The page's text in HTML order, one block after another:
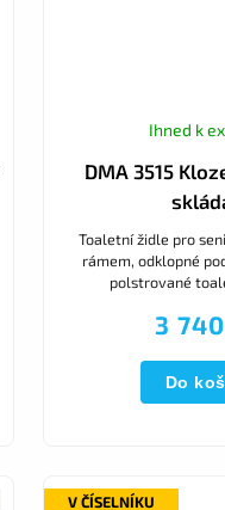
DMA 3515
Ihned k
3
Do
Toaletní židle pro
rámem, odklopné
polstrované
V ČÍSELNÍKU